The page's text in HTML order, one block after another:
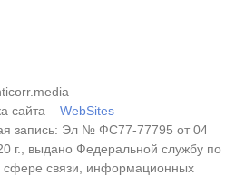
сайта – WebSites
запись: Эл № ФС77-77795 от 04
г., выдано Федеральной службу по
сфере связи, информационных